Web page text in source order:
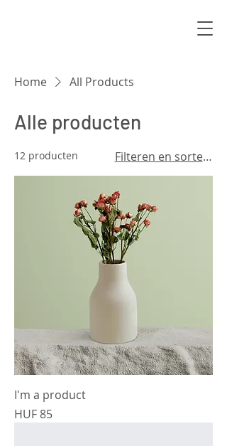
Home All Products
Alle producten
12 producten Filteren en sorteren
I'm a product
Prijs
HUF 85